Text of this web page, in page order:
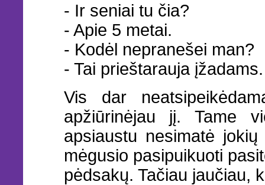
- Ir seniai tu čia?
- Apie 5 metai.
- Kodėl nepranešei man?
- Tai prieštarauja įžadams.
Vis dar
apžiūrinėjau jį. Tame
apsiaustu nesimatė
mėgusio pasipuikuoti
pėdsakų. Tačiau jaučiau,